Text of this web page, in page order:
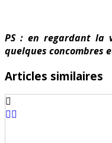
PS : en regardant la
quelques concombres
Articles similaires